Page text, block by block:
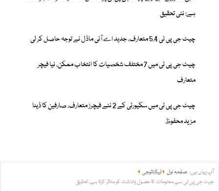
ہے: نئی تحقیق
چیٹ جی پی ٹی 5.4 متعارف، جدید اے آئی ماڈل نے توجہ حاصل کر لی
چیٹ جی پی ٹی میں 7 مختلف شخصیات کا انتخاب ممکن، نیا فیچر
متعارف
چیٹ جی پی ٹی میں سکیورٹی کے 2 نئے فیچرز متعارف، صارفین کا ڈیٹا
مزید محفوظ
آپ یہاں ہیں: صفحہ اول
ٹیکنالوجی
جیٹ جی پی ٹی سے معلومات کا حصول یاداشت کو متاثر کرتا ہے، تحقیق